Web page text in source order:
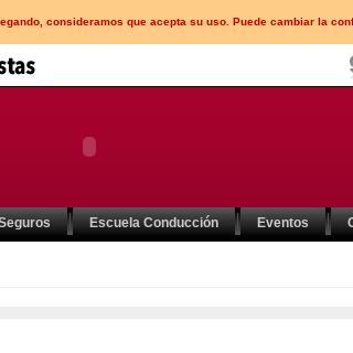
consideramos que acepta su uso. Puede cambiar la
Escuela Conducción Eventos